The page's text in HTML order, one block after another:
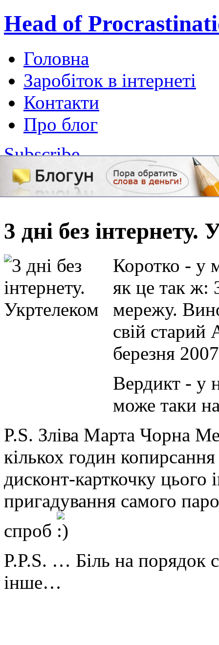
Head of
Головна
Заробіток в інтернеті
Контакти
Про блог
Subscribe
3 дні без інтернету.
Коротко - у
як це так ж:
мережу.
свій
березня
Вердикт - у
може таки
P.S. Зліва Марта Чорна
кількох годин
дисконт-карткочку
пригадування самого
спроб
P.P.S. … Біль на порядок
інше…